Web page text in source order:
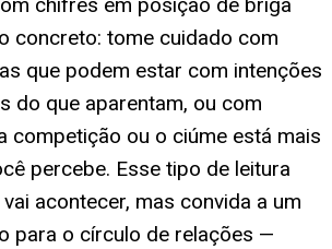
chifres em posição de briga
concreto: tome cuidado com
que podem estar com intenções
do que aparentam, ou com
competição ou o ciúme está mais
percebe. Esse tipo de leitura
acontecer, mas convida a um
para o círculo de relações —